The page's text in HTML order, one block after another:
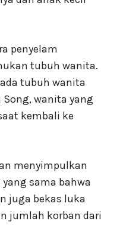
penyelam
tubuh wanita.
tubuh wanita
wanita yang
kembali ke
menyimpulkan
sama bahwa
juga bekas luka
jumlah korban dari